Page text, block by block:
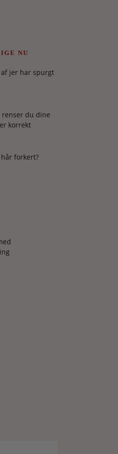
NU
jer har spurgt
renser du dine
korrekt
forkert?